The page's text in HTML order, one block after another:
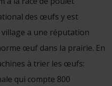
des œufs y est
a une réputation
œuf dans la prairie. En
à trier les œufs:
qui compte 800